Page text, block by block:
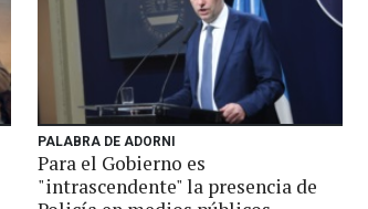
PALABRA DE ADORNI
Para el Gobierno es
"intrascendente" la presencia de